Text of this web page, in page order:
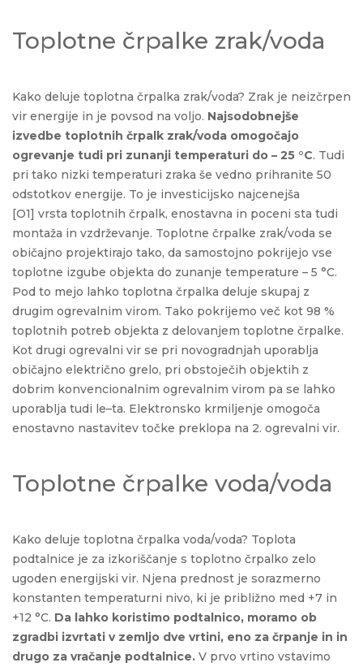
Toplotne črpalke zrak/voda
Kako deluje toplotna črpalka zrak/voda? Zrak je neizčrpen
vir energije in je povsod na voljo. Najsodobnejše
izvedbe toplotnih črpalk zrak/voda omogočajo
ogrevanje tudi pri zunanji temperaturi do – 25 °C. Tudi
pri tako nizki temperaturi zraka še vedno prihranite 50
odstotkov energije. To je investicijsko najcenejša
[O1] vrsta toplotnih črpalk, enostavna in poceni sta tudi
montaža in vzdrževanje. Toplotne črpalke zrak/voda se
običajno projektirajo tako, da samostojno pokrijejo vse
toplotne izgube objekta do zunanje temperature – 5 °C.
Pod to mejo lahko toplotna črpalka deluje skupaj z
drugim ogrevalnim virom. Tako pokrijemo več kot 98 %
toplotnih potreb objekta z delovanjem toplotne črpalke.
Kot drugi ogrevalni vir se pri novogradnjah uporablja
običajno električno grelo, pri obstoječih objektih z
dobrim konvencionalnim ogrevalnim virom pa se lahko
uporablja tudi le–ta. Elektronsko krmiljenje omogoča
enostavno nastavitev točke preklopa na 2. ogrevalni vir.
Toplotne črpalke voda/voda
Kako deluje toplotna črpalka voda/voda? Toplota
podtalnice je za izkoriščanje s toplotno črpalko zelo
ugoden energijski vir. Njena prednost je sorazmerno
konstanten temperaturni nivo, ki je približno med +7 in
+12 °C. Da lahko koristimo podtalnico, moramo ob
zgradbi izvrtati v zemljo dve vrtini, eno za črpanje in in
drugo za vračanje podtalnice. V prvo vrtino vstavimo